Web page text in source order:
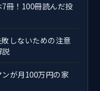
冊！100冊読んだ投
しないための注意
が月100万円の家